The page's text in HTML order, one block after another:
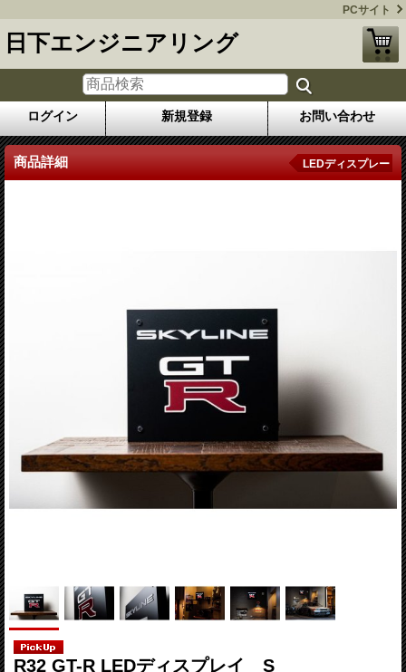
PCサイト
日下エンジニアリング
ログイン 新規登録 お問い合わせ
商品詳細 LEDディスプレー
R32 GT-R LEDディスプレイ S